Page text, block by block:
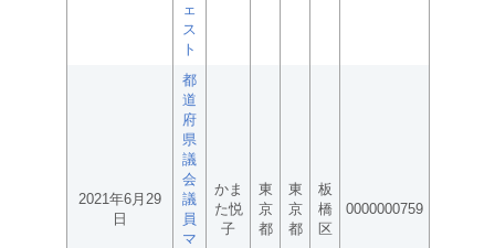
ェ
ス
ト
2021年6月29
日
都
道
府
県
議
会
議
員
マ
かま
た悦
子
東
京
都
東
京
都
板
橋
区
0000000759